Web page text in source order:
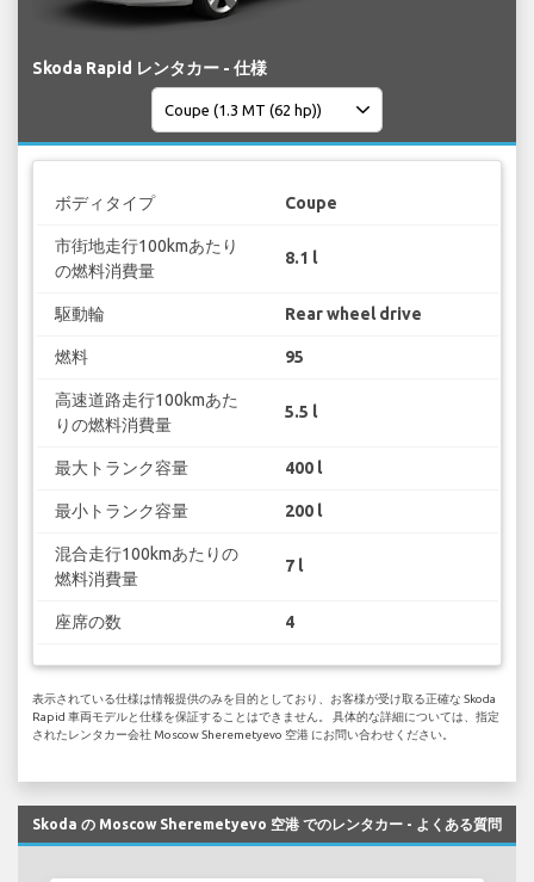
Skoda Rapid レンタカー - 仕様
ボディタイプ Coupe
市街地走行100kmあたり
の燃料消費量
8.1 l
駆動輪 Rear wheel drive
燃料 95
高速道路走行100kmあた
りの燃料消費量
5.5 l
最大トランク容量 400 l
最小トランク容量 200 l
混合走行100kmあたりの
燃料消費量
7 l
座席の数 4
表示されている仕様は情報提供のみを目的としており、お客様が受け取る正確な Skoda
Rapid 車両モデルと仕様を保証することはできません。 具体的な詳細については、指定
されたレンタカー会社 Moscow Sheremetyevo 空港 にお問い合わせください。
Skoda の Moscow Sheremetyevo 空港 でのレンタカー - よくある質問